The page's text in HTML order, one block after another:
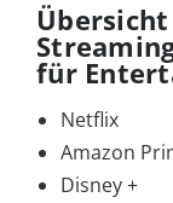
für
Netflix
Amazon
Disney +